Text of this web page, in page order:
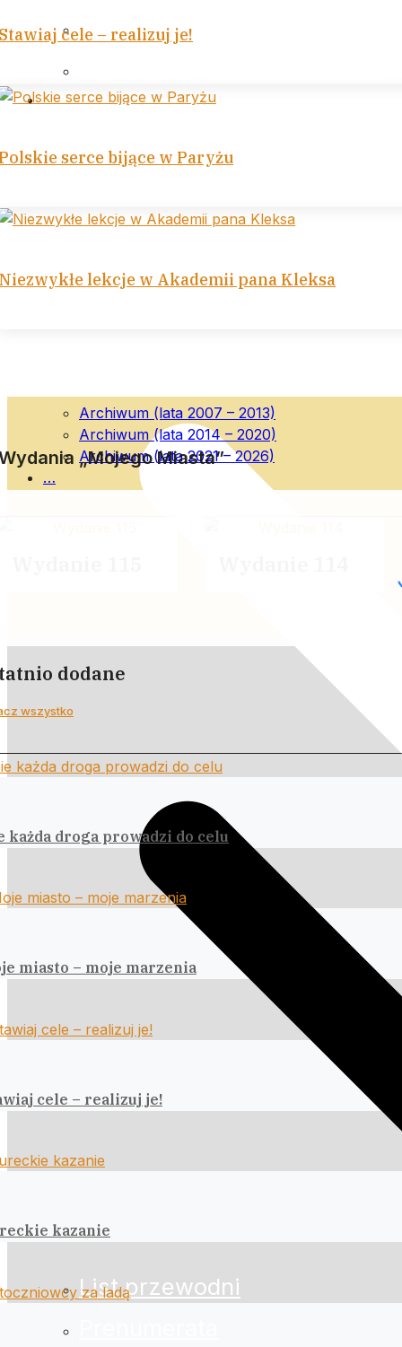
Archiwum (lata 2014 – 2020)
…
List przewodni
Archiwum (lata 2007 – 2013)
Archiwum (lata 2014 – 2020)
Archiwum (lata 2021 – 2026)
…
cele – realizuj je!
serce bijące w Paryżu
lekcje w Akademii pana Kleksa
„Mojego Miasta”
dodane
wszystko
każda droga prowadzi do celu
miasto – moje marzenia
cele – realizuj je!
kazanie